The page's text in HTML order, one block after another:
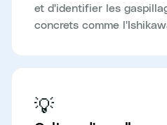
et d'identifier les
concrets comme
💡